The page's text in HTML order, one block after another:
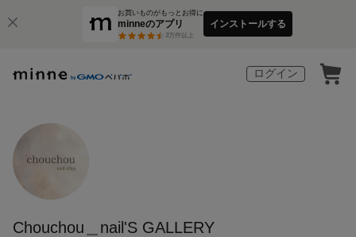
お買いものがもっとお得に
minneのアプリ
3万件以上
インストールする
ログイン
Chouchou＿nail'S GALLERY